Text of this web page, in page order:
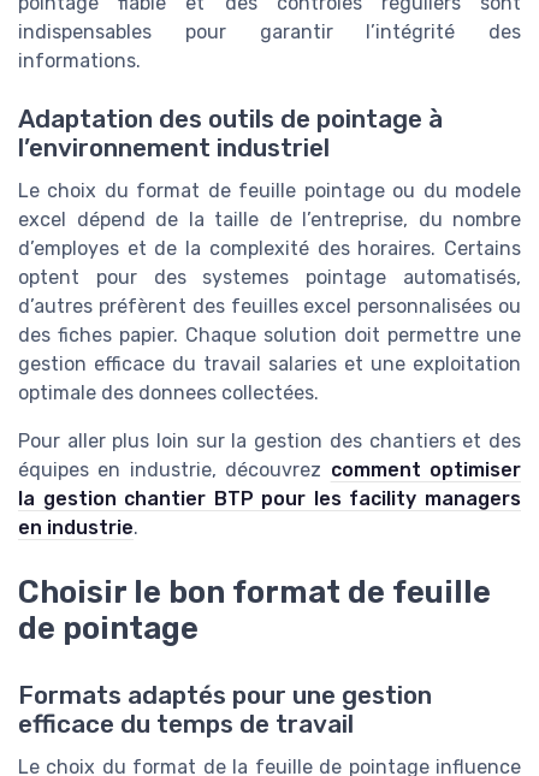
indispensables pour garantir l’intégrité des
informations.
Adaptation des outils de pointage à
l’environnement industriel
Le choix du format de feuille pointage ou du modele
excel dépend de la taille de l’entreprise, du nombre
d’employes et de la complexité des horaires. Certains
optent pour des systemes pointage automatisés,
d’autres préfèrent des feuilles excel personnalisées ou
des fiches papier. Chaque solution doit permettre une
gestion efficace du travail salaries et une exploitation
optimale des donnees collectées.
Pour aller plus loin sur la gestion des chantiers et des
équipes en industrie, découvrez comment optimiser
la gestion chantier BTP pour les facility managers
en industrie.
Choisir le bon format de feuille
de pointage
Formats adaptés pour une gestion
efficace du temps de travail
Le choix du format de la feuille de pointage influence